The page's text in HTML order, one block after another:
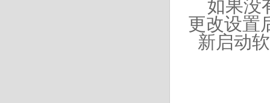
如果没
更改设置
新启动软